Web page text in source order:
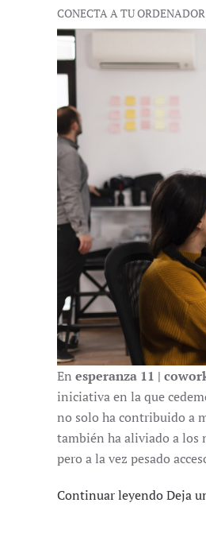
CONECTA A TU
En esperanza 11 |
iniciativa en la que
no solo ha contribuido a
también ha aliviado a los
pero a la vez pesado
Continuar leyendoDeja